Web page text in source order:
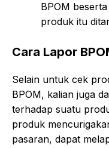
BPOM
produk itu
Cara Lapor
Selain untuk cek
BPOM, kalian juga
terhadap suatu
produk
pasaran, dapat